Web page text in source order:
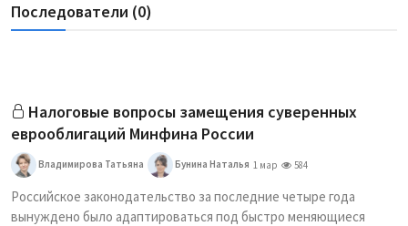
Последователи (0)
Налоговые вопросы замещения суверенных
еврооблигаций Минфина России
Владимирова Татьяна Бунина Наталья 1 мар 584
Российское законодательство за последние четыре года
вынуждено было адаптироваться под быстро меняющиеся